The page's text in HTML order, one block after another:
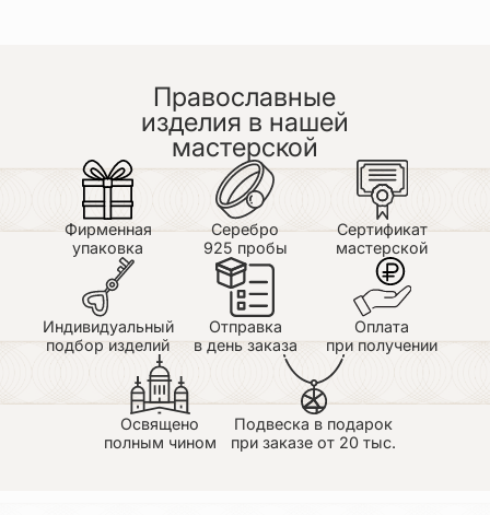
Православные
изделия в нашей
мастерской
Фирменная
упаковка
Серебро
925 пробы
Сертификат
мастерской
Индивидуальный
подбор изделий
Отправка
в день заказа
Оплата
при получении
Освящено
полным чином
Подвеска в подарок
при заказе от 20 тыс.